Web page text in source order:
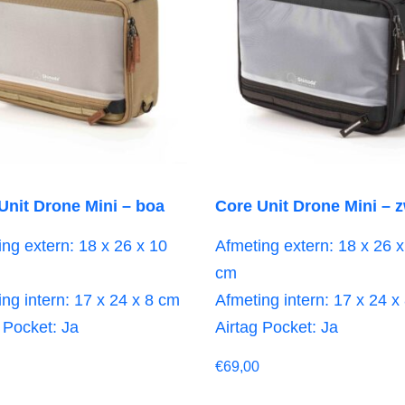
Drone Mini – boa
extern: 18 x 26 x 10
intern: 17 x 24 x 8 cm
Ja
Core Unit Drone Mini –
Afmeting extern: 18 x 26
cm
Afmeting intern: 17 x 24 x
Airtag Pocket: Ja
€69,00